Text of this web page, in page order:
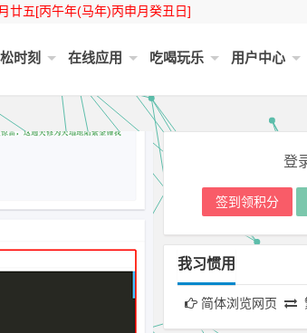
廿五[丙午年(马年)丙申月癸丑日]
时刻 在线应用 吃喝玩乐 用户中心
登
签到领积分
我习惯用
简体浏览网页